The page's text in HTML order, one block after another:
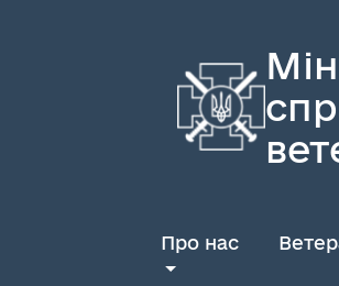
Про нас